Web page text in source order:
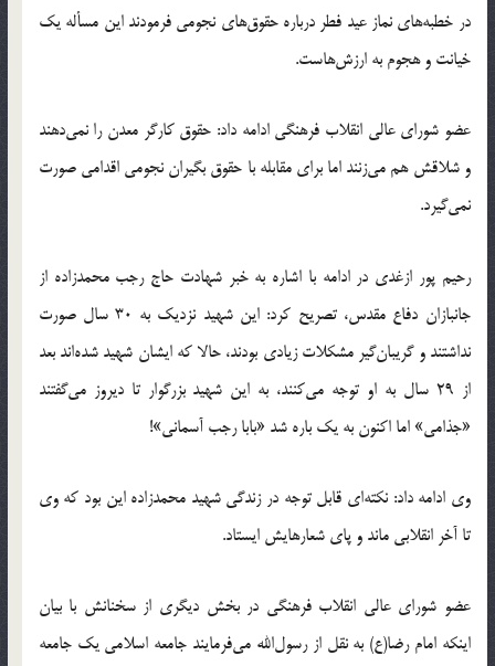
در خطبه‌های نماز عید فطر درباره حقوق‌های نجومی فرمودند این مسأله یک
خیانت و هجوم به ارزش‌هاست.
عضو شورای عالی انقلاب فرهنگی ادامه داد: حقوق کارگر معدن را نمی‌دهند
و شلاقش هم می‌زنند اما برای مقابله با حقوق بگیران نجومی اقدامی صورت
نمی‌گیرد.
رحیم پور ازغدی در ادامه با اشاره به خبر شهادت حاج رجب محمدزاده از
جانبازان دفاع مقدس، تصریح کرد: این شهید نزدیک به 30 سال صورت
نداشتند و گریبان‌گیر مشکلات زیادی بودند، حالا که ایشان شهید شده‌اند بعد
از 29 سال به او توجه می‌کنند، به این شهید بزرگوار تا دیروز می‌گفتند
«جذامی» اما اکنون به یک باره شد «بابا رجب آسمانی»!
وی ادامه داد: نکته‌ای قابل توجه در زندگی شهید محمدزاده این بود که وی
تا آخر انقلابی ماند و پای شعارهایش ایستاد.
عضو شورای عالی انقلاب فرهنگی در بخش دیگری از سخنانش با بیان
اینکه امام رضا(ع) به نقل از رسول‌الله می‌فرمایند جامعه اسلامی یک جامعه